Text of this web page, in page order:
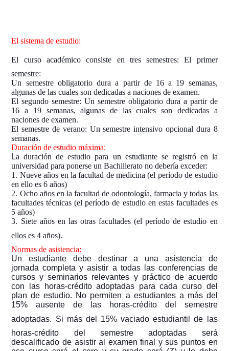
Elsistema de estudio:
El curso académico consiste en tres semestres:
El primer
semestre:
Un semestre obligatorio dura a partir de 16 a 19 semanas,
algunas de las cuales son dedicadas a naciones de examen.
El segundo semestre: Un semestre obligatorio dura a partir de
16 a 19 semanas, algunas de las cuales son dedicadas a
naciones de examen.
El semestre de verano: Un semestre intensivo opcional dura 8
semanas.
Duración de estudio máxima:
La duración de estudio para un estudiante se registró en la
universidad para ponerse un Bachillerato no debería exceder:
1. Nueve años en la facultad de medicina (el período de estudio
en ello es 6 años)
2. Ocho años en la facultad de odontología, farmacia y todas las
facultades técnicas (el período de estudio en estas facultades es
5 años)
3. Siete años en las otras facultades (el período de estudio en
ellos es 4 años).
Normas de asistencia:
Un estudiante debe destinar a una asistencia de
jornada completa y asistir a todas las conferencias de
cursos y seminarios relevantes y práctico de acuerdo
con las horas-crédito adoptadas para cada curso del
plan de estudio. No permiten a estudiantes a más del
15% ausente de las horas-crédito del semestre
adoptadas. Si más del 15% vaciado estudiantil de las
horas-crédito del semestre adoptadas será
descalificado de asistir al examen final y sus puntos en